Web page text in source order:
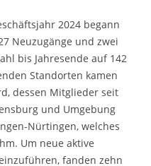
2024 begann
Neuzugänge und zwei
bis Jahresende auf 142
Standorten kamen
dessen Mitglieder seit
und Umgebung
Nürtingen, welches
Um neue aktive
fanden zehn